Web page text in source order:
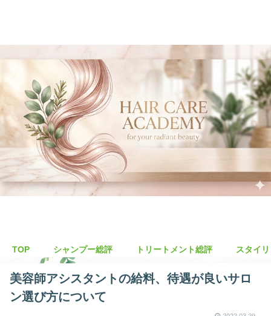
TOP シャンプー総評 トリートメント総評 スタイ
美容師アシスタントの給料、待遇が良いサロ
ン選び方について